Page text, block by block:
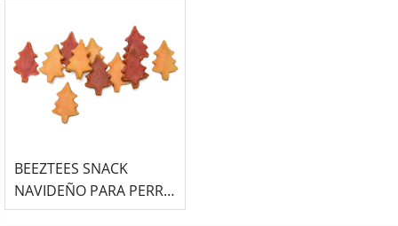
BEEZTEES SNACK
NAVIDEÑO PARA PERRO
CON FORMA DE ÁRBOL